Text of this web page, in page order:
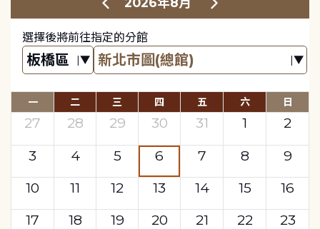
選擇後將前往指定的分館
一 二 三 四 五 六 日
27 28 29 30 31 1
2
3
4 5 6 7 8
9
10
11 12 13 14 15
16
17
18 19 20 21 22
23